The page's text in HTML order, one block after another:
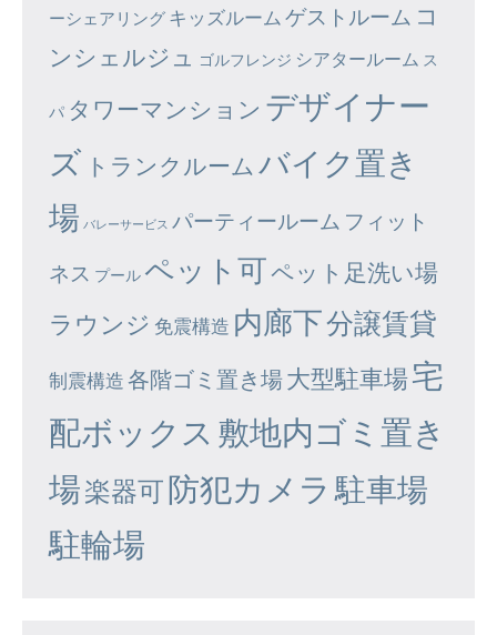
ーシェアリング キッズルーム ゲストルーム コ
ンシェルジュ
ゴルフレンジ シアタールーム ス
パ タワーマンション デザイナー
ズ トランクルーム バイク置き
場 バレーサービス パーティールーム フィット
ネス プール ペット可ペット足洗い場
ラウンジ 免震構造 内廊下分譲賃貸
制震構造 各階ゴミ置き場大型駐車場宅
配ボックス 敷地内ゴミ置き
場楽器可防犯カメラ 駐車場
駐輪場